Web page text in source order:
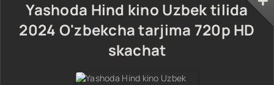
Yashoda Hind kino Uzbek tilida
2024 O'zbekcha tarjima 720p HD
skachat